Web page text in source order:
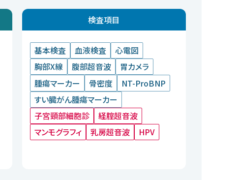
検査項目
基本検査 血液検査
心電図
胸部X線
腹部超音波
胃カメラ
腫瘍マーカー
骨密度
NT-ProBNP
すい臓がん腫瘍マーカー
子宮頸部細胞診
経腟超音波
マンモグラフィ
乳房超音波 HPV